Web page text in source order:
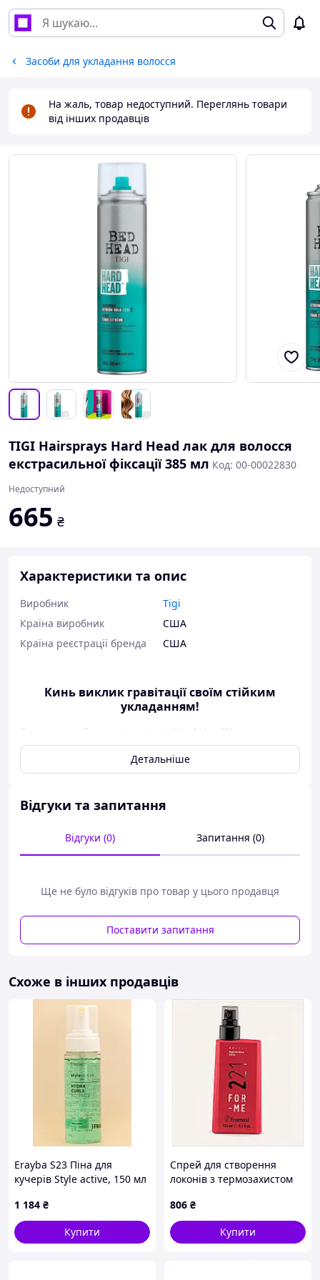
Засоби для укладання волосся
На жаль, товар недоступний. Переглянь товари
від інших продавців
TIGI Hairsprays Hard Head лак для волосся
екстрасильної фіксації 385 мл Код: 00-00022830
Недоступний
665 ₴
Характеристики та опис
Виробник
Tigi
Країна виробник
США
Країна реєстрації бренда
США
Кинь виклик гравітації своїм стійким
укладанням!
Використовуй лак для волосся Hard Head™ для
безкомпромісно довгої супер сильної фіксації. Миттєво
висихає, надаючи волоссю природний блиск.
типу та довжини. Надійно фіксує будь-яку зачіску.
Підходить для волосся будь-якої довжини та текстури.
Миттєво висихає, не залишає слідів. Посилює
природний блиск волосся.
Особливості:
Детальніше
Відгуки та запитання
Відгуки (0) Запитання (0)
Ще не було відгуків про товар у цього продавця
Поставити запитання
Схоже в інших продавців
Erayba S23 Піна для
кучерів Style active, 150 мл
1 184 ₴
Купити
Спрей для створення
локонів з термозахистом
Me Wavy Spray 150 мл
P82P14308
806 ₴
Купити